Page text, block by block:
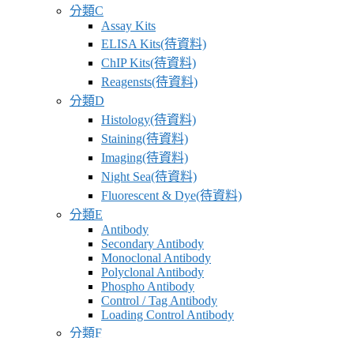
分類C
Assay Kits
ELISA Kits(待資料)
ChIP Kits(待資料)
Reagensts(待資料)
分類D
Histology(待資料)
Staining(待資料)
Imaging(待資料)
Night Sea(待資料)
Fluorescent & Dye(待資料)
分類E
Antibody
Secondary Antibody
Monoclonal Antibody
Polyclonal Antibody
Phospho Antibody
Control / Tag Antibody
Loading Control Antibody
分類F